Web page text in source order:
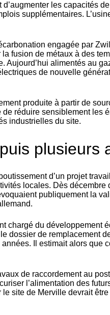
les capacités
supplémentaires.
engagée par
fusion de métaux à des
Aujourd’hui alimentés au
de nouvelle
produite à partir de
réduire sensiblement les
industrielles du site.
plusieurs
d’un projet
locales. Dès décembre
publiquement la
chargé du développement
dossier de remplacement
Il estimait alors que
de raccordement au
l’alimentation des
site de Merville devrait